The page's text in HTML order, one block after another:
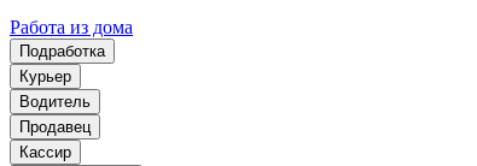
Работа из дома
Подработка
Курьер
Водитель
Продавец
Кассир